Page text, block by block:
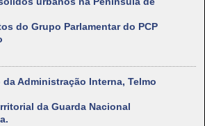
do Grupo Parlamentar do PCP
Administração Interna, Telmo
da Guarda Nacional